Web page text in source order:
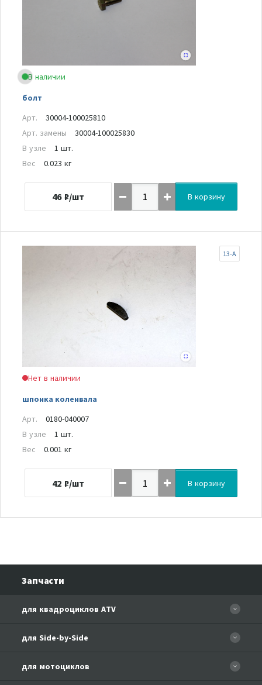
В наличии
болт
Арт.
30004-100025810
Арт. замены
30004-100025830
В узле
1 шт.
Вес
0.023 кг
46 ₽/шт В корзину
Нет в наличии
шпонка коленвала
13-A
Арт.
0180-040007
В узле
1 шт.
Вес
0.001 кг
42 ₽/шт В корзину
Запчасти
для квадроциклов ATV
CFORCE 110 EFI
CF500-A Basic
для Side-by-Side
для мотоциклов